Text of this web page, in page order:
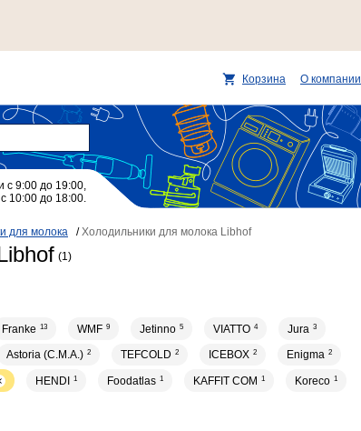
для молока /Холодильники для молока Libhof
(1)
Franke 13 WMF 9 Jetinno 5 VIATTO 4 Jura 3
Astoria (C.M.A.) 2 TEFCOLD 2 ICEBOX 2 Enigma 2
HENDI 1 Foodatlas 1 KAFFIT COM 1 Koreco 1
Корзина О компании
с 9:00 до 19:00,
10:00 до 18:00.